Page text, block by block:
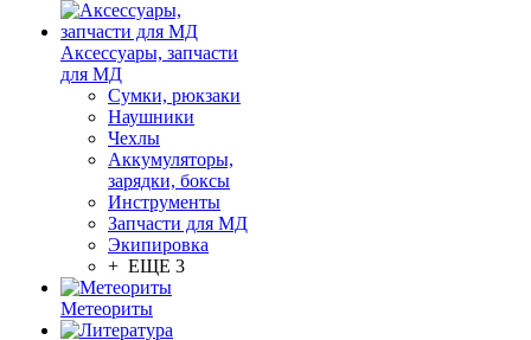
Аксессуары, запчасти
для МД
Сумки, рюкзаки
Наушники
Чехлы
Аккумуляторы,
зарядки, боксы
Инструменты
Запчасти для МД
Экипировка
+ ЕЩЕ 3
Метеориты